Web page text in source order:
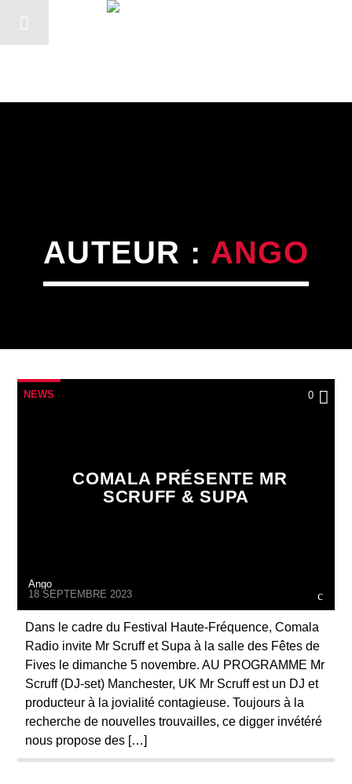
AUTEUR : ANGO
NEWS 0
COMALA PRÉSENTE MR
SCRUFF & SUPA
Ango
18 SEPTEMBRE 2023
Dans le cadre du Festival Haute-Fréquence, Comala
Radio invite Mr Scruff et Supa à la salle des Fêtes de
Fives le dimanche 5 novembre. AU PROGRAMME Mr
Scruff (DJ-set) Manchester, UK Mr Scruff est un DJ et
producteur à la jovialité contagieuse. Toujours à la
recherche de nouvelles trouvailles, ce digger invétéré
nous propose des […]